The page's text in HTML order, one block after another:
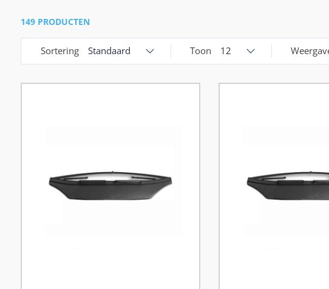
149 PRODUCTEN
Sortering Standaard Toon 12